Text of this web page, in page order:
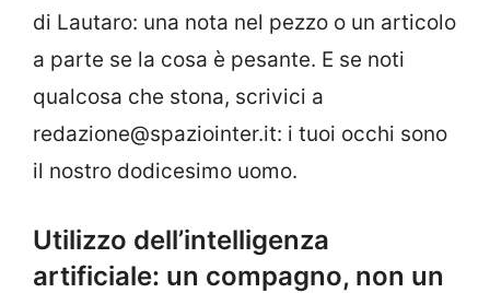
di Lautaro: una nota nel pezzo o un articolo
a parte se la cosa è pesante. E se noti
qualcosa che stona, scrivici a
redazione@spaziointer.it: i tuoi occhi sono
il nostro dodicesimo uomo.
Utilizzo dell’intelligenza
artificiale: un compagno, non un